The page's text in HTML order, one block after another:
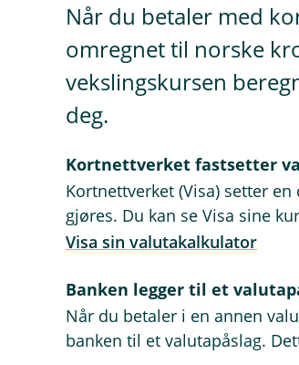
Når du betaler med
omregnet til norske
vekslingskursen
deg.
Kortnettverket fastsetter
Kortnettverket (Visa) setter
gjøres. Du kan se Visa sine
Visa sin valutakalkulator
Banken legger til et
Når du betaler i en annen
banken til et valutapåslag.